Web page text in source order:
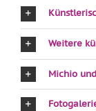
Weitere
Michio